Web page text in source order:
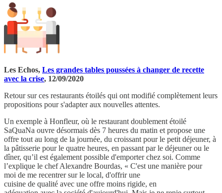
Les Echos, Les grandes tables poussées à changer de recette
avec la crise, 12/09/2020
Retour sur ces restaurants étoilés qui ont modifié complètement leurs
propositions pour s'adapter aux nouvelles attentes.
Un exemple à Honfleur, où le restaurant doublement étoilé
SaQuaNa ouvre désormais dès 7 heures du matin et propose une
offre tout au long de la journée, du croissant pour le petit déjeuner, à
la pâtisserie pour le quatre heures, en passant par le déjeuner ou le
dîner, qu’il est également possible d'emporter chez soi. Comme
l’explique le chef Alexandre Bourdas, « C'est une manière pour
moi de me recentrer sur le local, d'offrir une
cuisine de qualité avec une offre moins rigide, en